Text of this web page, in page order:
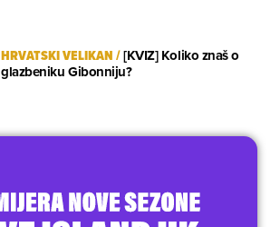
HRVATSKI VELIKAN/[KVIZ] Koliko znaš o
glazbeniku Gibonniju?